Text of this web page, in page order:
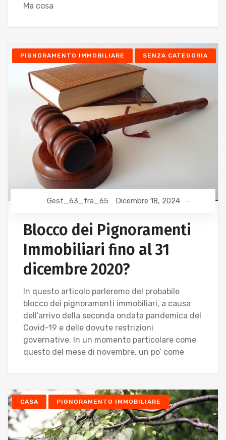
Ma cosa
PIGNORAMENTO IMMOBILIARE SENZA CATEGORIA
Gest_63_fra_65 Dicembre 18, 2024
Blocco dei Pignoramenti
Immobiliari fino al 31
dicembre 2020?
In questo articolo parleremo del probabile
blocco dei pignoramenti immobiliari, a causa
dell’arrivo della seconda ondata pandemica del
Covid-19 e delle dovute restrizioni
governative. In un momento particolare come
questo del mese di novembre, un po’ come
CASA PIGNORAMENTO IMMOBILIARE